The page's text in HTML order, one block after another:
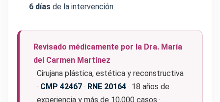
6 días de la intervención.
Revisado médicamente por la Dra. María
del Carmen Martínez
Cirujana plástica, estética y reconstructiva
· CMP 42467· RNE 20164· 18 años de
experiencia y más de 10,000 casos ·